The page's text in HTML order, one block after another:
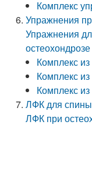
Комплекс
Упражнения
Упражнения
остеохондрозе
Комплекс
Комплекс
Комплекс
ЛФК для
ЛФК при